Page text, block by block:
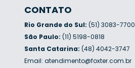
CONTATO
Rio Grande do Sul: (51) 3083-7700
São Paulo: (11) 5198-0818
Santa Catarina: (48) 4042-3747
Email: atendimento@foxter.com.br